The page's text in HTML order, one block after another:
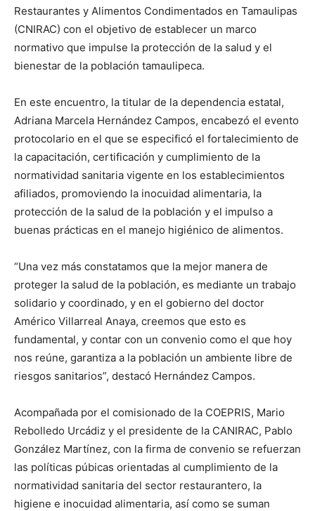
Restaurantes y Alimentos Condimentados en Tamaulipas
(CNIRAC) con el objetivo de establecer un marco
normativo que impulse la protección de la salud y el
bienestar de la población tamaulipeca.
En este encuentro, la titular de la dependencia estatal,
Adriana Marcela Hernández Campos, encabezó el evento
protocolario en el que se especificó el fortalecimiento de
la capacitación, certificación y cumplimiento de la
normatividad sanitaria vigente en los establecimientos
afiliados, promoviendo la inocuidad alimentaria, la
protección de la salud de la población y el impulso a
buenas prácticas en el manejo higiénico de alimentos.
“Una vez más constatamos que la mejor manera de
proteger la salud de la población, es mediante un trabajo
solidario y coordinado, y en el gobierno del doctor
Américo Villarreal Anaya, creemos que esto es
fundamental, y contar con un convenio como el que hoy
nos reúne, garantiza a la población un ambiente libre de
riesgos sanitarios”, destacó Hernández Campos.
Acompañada por el comisionado de la COEPRIS, Mario
Rebolledo Urcádiz y el presidente de la CANIRAC, Pablo
González Martínez, con la firma de convenio se refuerzan
las políticas púbicas orientadas al cumplimiento de la
normatividad sanitaria del sector restaurantero, la
higiene e inocuidad alimentaria, así como se suman